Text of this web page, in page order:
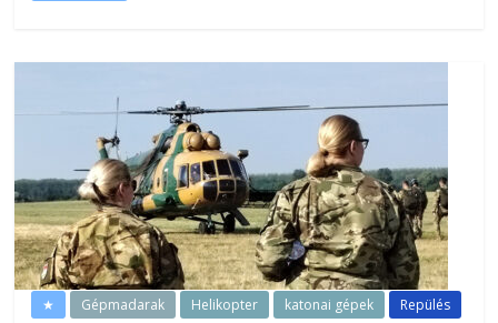
★ Gépmadarak Helikopter katonai gépek Repülés